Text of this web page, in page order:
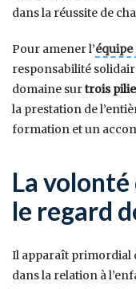
dans la réussite de
Pour amener l’
responsabilité
domaine surtrois
la prestation de
formation et un
La
le regard
Il apparaît primordial
dans la relation à